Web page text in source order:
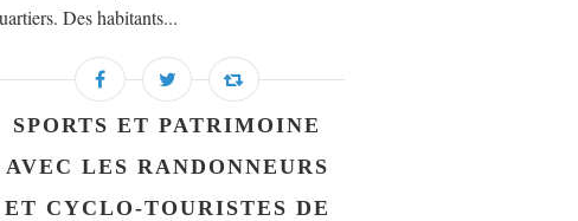
Des habitants...
SPORTS ET PATRIMOINE
AVEC LES RANDONNEURS
ET CYCLO-TOURISTES DE